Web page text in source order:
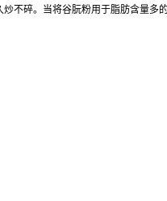
不碎。当将谷朊粉用于脂肪含量多